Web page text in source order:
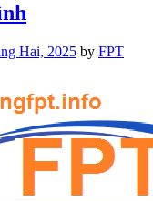
Hai, 2025 by FPT